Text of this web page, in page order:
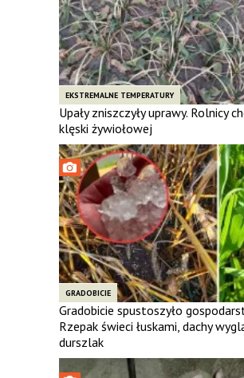
EKSTREMALNE TEMPERATURY
Upały zniszczyły uprawy. Rolnicy
klęski żywiołowej
GRADOBICIE
Gradobicie spustoszyło
Rzepak świeci łuskami, dachy
durszlak